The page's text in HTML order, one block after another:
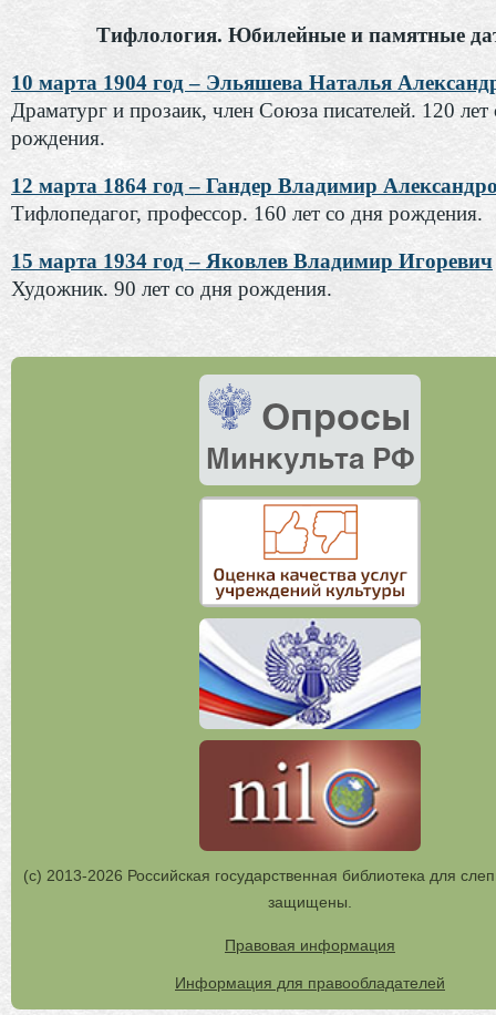
Тифлология. Юбилейные и памятные
10 марта 1904 год – Эльяшева Наталья
Драматург и прозаик, член Союза писателей. 120 лет
рождения.
12 марта 1864 год – Гандер Владимир
Тифлопедагог, профессор. 160 лет со дня рождения.
15 марта 1934 год – Яковлев Владимир Игоревич
Художник. 90 лет со дня рождения.
(с) 2013-2026 Российская государственная библиотека для
защищены.
Правовая информация
Информация для правообладателей